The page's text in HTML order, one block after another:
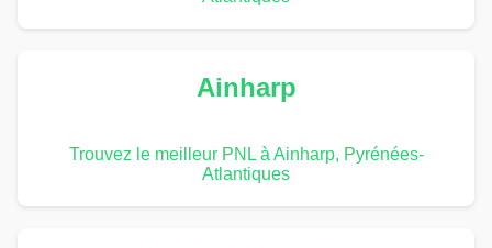
Ainharp
Trouvez le meilleur PNL à Ainharp, Pyrénées-
Atlantiques